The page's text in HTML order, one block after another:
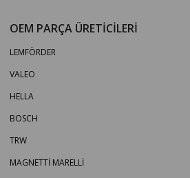
OEM PARÇA ÜRETİCİLERİ
LEMFÖRDER
VALEO
HELLA
BOSCH
TRW
MAGNETTİ MARELLİ